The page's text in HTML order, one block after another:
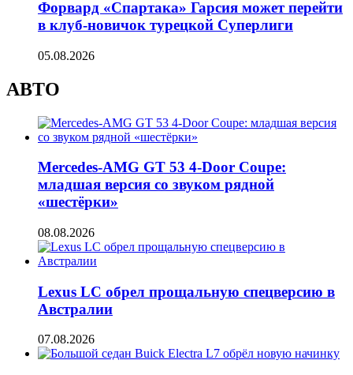
Форвард «Спартака» Гарсия может перейти
в клуб-новичок турецкой Суперлиги
05.08.2026
АВТО
Mercedes-AMG GT 53 4-Door Coupe:
младшая версия со звуком рядной
«шестёрки»
08.08.2026
Lexus LC обрел прощальную спецверсию в
Австралии
07.08.2026